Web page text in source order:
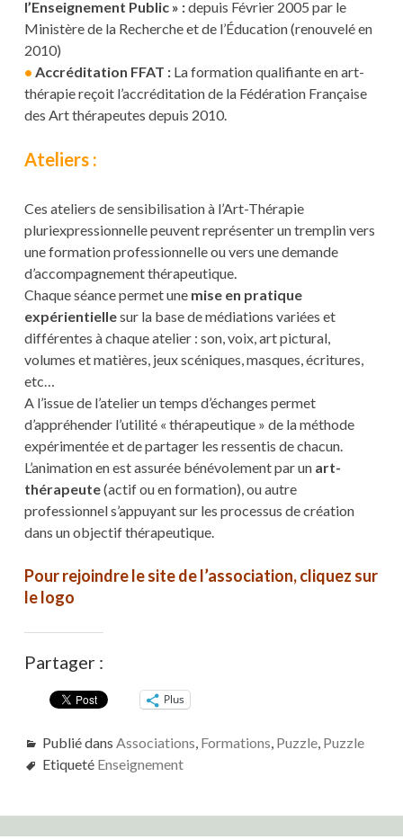
l’Enseignement Public » :depuis Février 2005 par le
Ministère de la Recherche et de l’Éducation (renouvelé en
2010)
• Accréditation FFAT :La formation qualifiante en art-
thérapie reçoit l’accréditation de la Fédération Française
des Art thérapeutes depuis 2010.
Ateliers :
Ces ateliers de sensibilisation à l’Art-Thérapie
pluriexpressionnelle peuvent représenter un tremplin vers
une formation professionnelle ou vers une demande
d’accompagnement thérapeutique.
Chaque séance permet une mise en pratique
expérientiellesur la base de médiations variées et
différentes à chaque atelier : son, voix, art pictural,
volumes et matières, jeux scéniques, masques, écritures,
etc…
A l’issue de l’atelier un temps d’échanges permet
d’appréhender l’utilité « thérapeutique » de la méthode
expérimentée et de partager les ressentis de chacun.
L’animation en est assurée bénévolement par un art-
thérapeute(actif ou en formation), ou autre
professionnel s’appuyant sur les processus de création
dans un objectif thérapeutique.
Pour rejoindre le site de l’association, cliquez sur
le logo
Partager :
Plus
Publié dans Associations Formations Puzzle, Puzzle
Etiqueté Enseignement